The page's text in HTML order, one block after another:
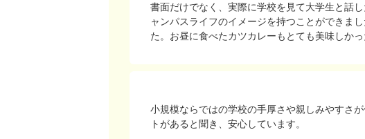
書面だけでなく、実際に学校を見て大学生と話
ャンパスライフのイメージを持つことができま
た。お昼に食べたカツカレーもとても美味しかっ
小規模ならではの学校の手厚さや親しみやすさ
トがあると聞き、安心しています。